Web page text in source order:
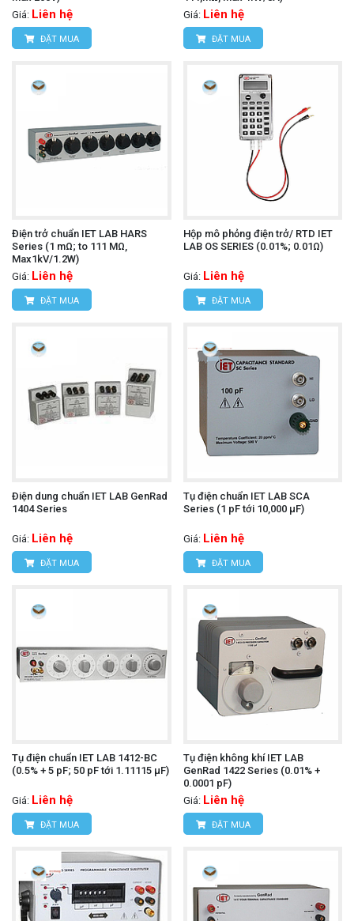
Giá: Liên hệ
ĐẶT MUA
Giá: Liên hệ
ĐẶT MUA
Điện trở chuẩn IET LAB HARS
Series (1 mΩ; to 111 MΩ,
Max1kV/1.2W)
Giá: Liên hệ
ĐẶT MUA
Hộp mô phỏng điện trở/ RTD IET
LAB OS SERIES (0.01%; 0.01Ω)
Giá: Liên hệ
ĐẶT MUA
Ðiện dung chuẩn IET LAB GenRad
1404 Series
Giá: Liên hệ
ĐẶT MUA
Tụ điện chuẩn IET LAB SCA
Series (1 pF tới 10,000 µF)
Giá: Liên hệ
ĐẶT MUA
Tụ điện chuẩn IET LAB 1412-BC
(0.5% + 5 pF; 50 pF tới 1.11115 µF)
Giá: Liên hệ
ĐẶT MUA
Tụ điện không khí IET LAB
GenRad 1422 Series (0.01% +
0.0001 pF)
Giá: Liên hệ
ĐẶT MUA